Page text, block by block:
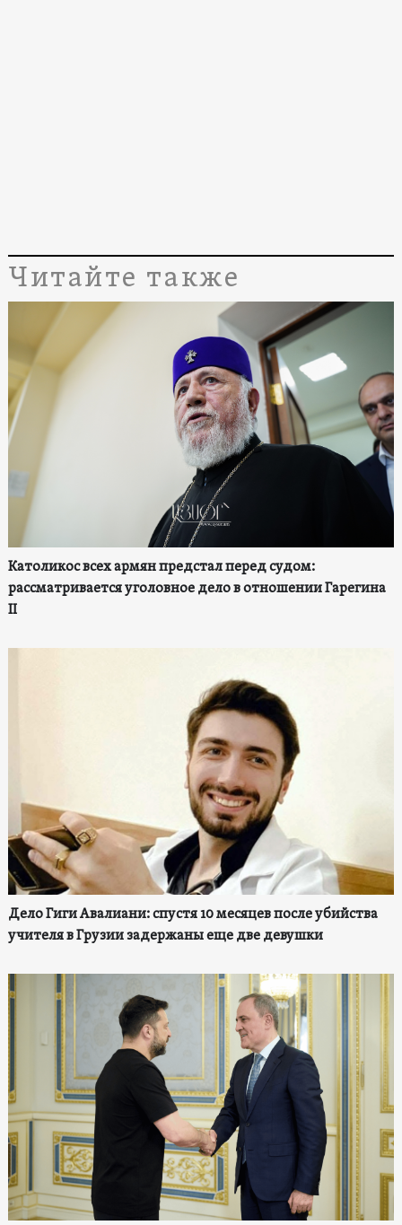
Читайте также
Католикос всех армян предстал перед судом:
рассматривается уголовное дело в отношении Гарегина
II
Дело Гиги Авалиани: спустя 10 месяцев после убийства
учителя в Грузии задержаны еще две девушки